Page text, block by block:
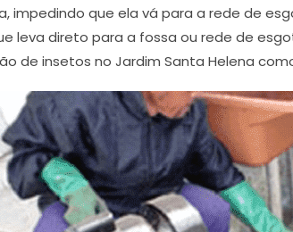
impedindo que ela vá para a rede de
leva direto para a fossa ou rede de
de insetos no Jardim Santa Helena